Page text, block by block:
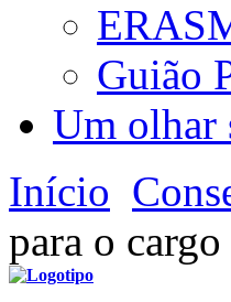
Guião
Um olhar
Início
para o